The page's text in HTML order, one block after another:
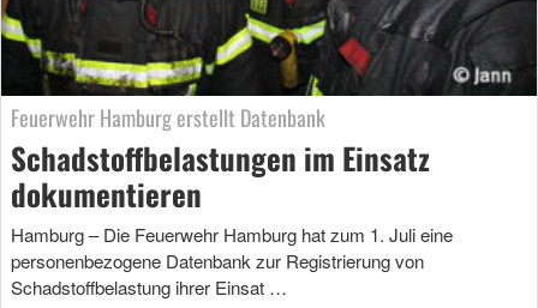
Feuerwehr Hamburg erstellt Datenbank
Schadstoffbelastungen im Einsatz
dokumentieren
Hamburg – Die Feuerwehr Hamburg hat zum 1. Juli eine
personenbezogene Datenbank zur Registrierung von
Schadstoffbelastung ihrer Einsat …